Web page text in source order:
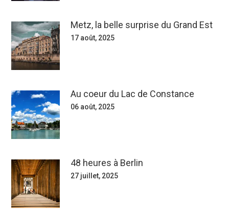
Metz, la belle surprise du Grand Est
17 août, 2025
Au coeur du Lac de Constance
06 août, 2025
48 heures à Berlin
27 juillet, 2025